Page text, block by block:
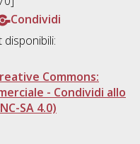
Condividi
Commons:
- Condividi allo
SA 4.0)